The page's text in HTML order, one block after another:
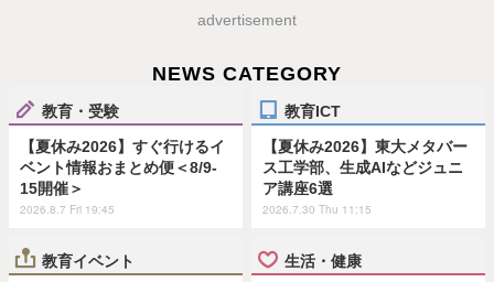
advertisement
NEWS CATEGORY
教育・受験
【夏休み2026】すぐ行けるイ
ベント情報おまとめ便＜8/9-
15開催＞
2026.8.7 Fri 19:45
教育ICT
【夏休み2026】東大メタバー
ス工学部、生成AIなどジュニ
ア講座6選
2026.7.30 Thu 11:15
教育イベント 生活・健康